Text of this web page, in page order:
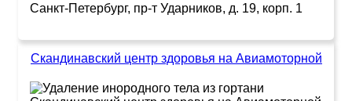
Санкт-Петербург, пр-т Ударников, д. 19, корп. 1
Скандинавский центр здоровья на Авиамоторной